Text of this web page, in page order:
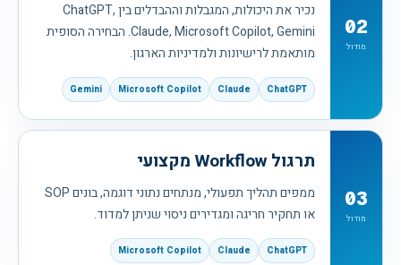
02
מודול
נכיר את היכולות, המגבלות וההבדלים בין ChatGPT,
Claude, Microsoft Copilot, Gemini. הבחירה הסופית
מותאמת לרישיונות ולמדיניות הארגון.
ChatGPT
Claude
Microsoft Copilot
Gemini
03
מודול
תרגול Workflow מקצועי
ממפים תהליך תפעולי, מנתחים נתוני דוגמה, בונים SOP
או תחקיר חריגה ומגדירים ניסוי שניתן למדוד.
ChatGPT
Claude
Microsoft Copilot